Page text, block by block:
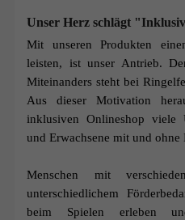
Unser Herz schlägt
Mit unseren Produkten
leisten, ist unser Antrieb.
Miteinanders steht bei
Aus dieser Motivation
inklusiven Onlineshop viele
und Erwachsene mit und ohne
Menschen mit
unterschiedlichem
beim Spielen erleben